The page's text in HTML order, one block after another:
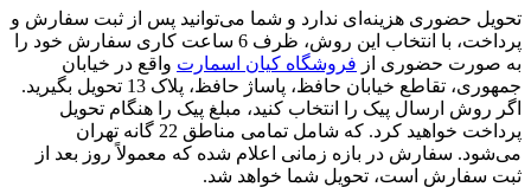
تحویل حضوری هزینه‌ای ندارد و شما می‌توانید پس از ثبت سفارش و
پرداخت، با انتخاب این روش، ظرف 6 ساعت کاری سفارش خود را
به صورت حضوری از فروشگاه کیان اسمارت واقع در خیابان
جمهوری، تقاطع خیابان حافظ، پاساژ حافظ، پلاک 13 تحویل بگیرید.
اگر روش ارسال پیک را انتخاب کنید، مبلغ پیک را هنگام تحویل
پرداخت خواهید کرد. که شامل تمامی مناطق 22 گانه تهران
می‌شود. سفارش در بازه زمانی اعلام شده که معمولاً روز بعد از
ثبت سفارش است، تحویل شما خواهد شد.